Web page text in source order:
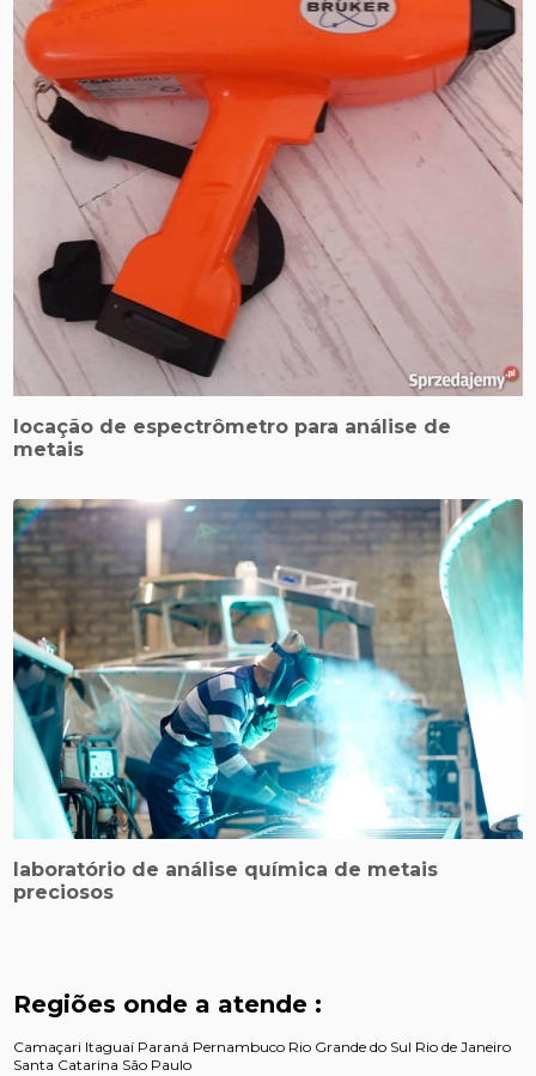
locação de espectrômetro para análise de
metais
laboratório de análise química de metais
preciosos
Regiões onde a atende :
Camaçari Itaguaí Paraná Pernambuco Rio Grande do Sul Rio de Janeiro
Santa Catarina São Paulo